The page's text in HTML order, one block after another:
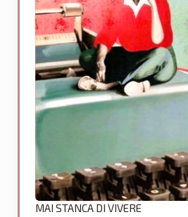
MAI STANCA DI VIVERE